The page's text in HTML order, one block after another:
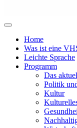
Home
Was ist eine
Leichte Sprache
Programm
Das
Politik
Kultur